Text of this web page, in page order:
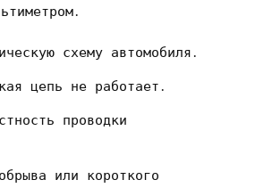
схему автомобиля․
цепь не работает․
проводки
или короткого